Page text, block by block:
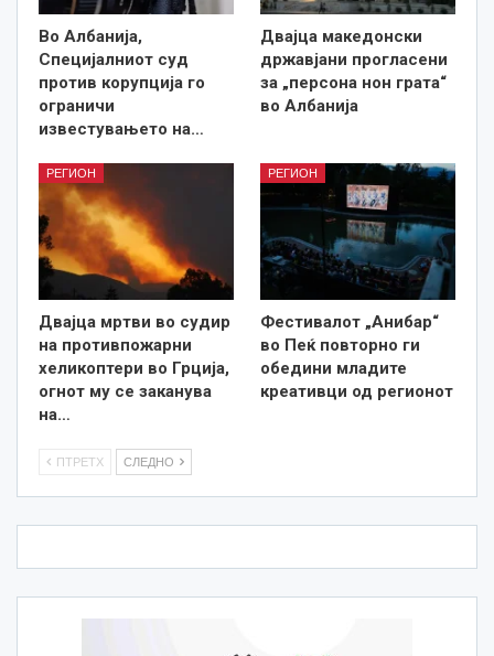
Во Албанија,
Специјалниот суд
против корупција го
ограничи
известувањето на…
Двајца македонски
државјани прогласени
за „персона нон грата“
во Албанија
РЕГИОН
Двајца мртви во судир
на противпожарни
хеликоптери во Грција,
огнот му се заканува
на…
РЕГИОН
Фестивалот „Анибар“
во Пеќ повторно ги
обедини младите
креативци од регионот
ПТРЕТХ СЛЕДНО